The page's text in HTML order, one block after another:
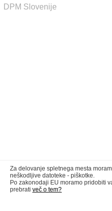
DPM Slovenije
Za delovanje spletnega mesta
neškodljive datoteke - piškotke.
Po zakonodaji EU moramo pridobiti
prebrati več o tem?